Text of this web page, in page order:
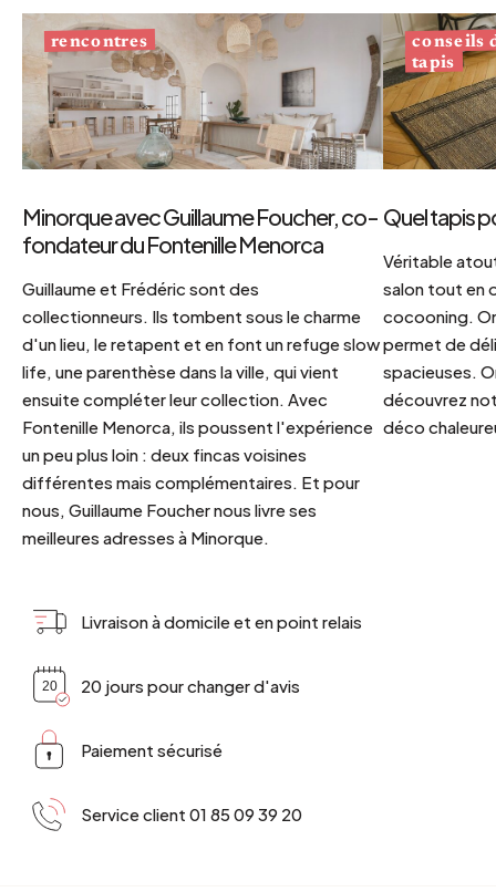
rencontres
Minorque avec Guillaume Foucher, co-
fondateur du Fontenille Menorca
Guillaume et Frédéric sont des
collectionneurs. Ils tombent sous le charme
d'un lieu, le retapent et en font un refuge slow
life, une parenthèse dans la ville, qui vient
ensuite compléter leur collection. Avec
Fontenille Menorca, ils poussent l'expérience
un peu plus loin : deux fincas voisines
différentes mais complémentaires. Et pour
nous, Guillaume Foucher nous livre ses
meilleures adresses à Minorque.
conseils
tapis
Quel tapis
Véritable
salon tout en
cocooning.
permet de
spacieuses.
découvrez
déco
Livraison à domicile et en point relais
20 jours pour changer d'avis
Paiement sécurisé
Service client 01 85 09 39 20